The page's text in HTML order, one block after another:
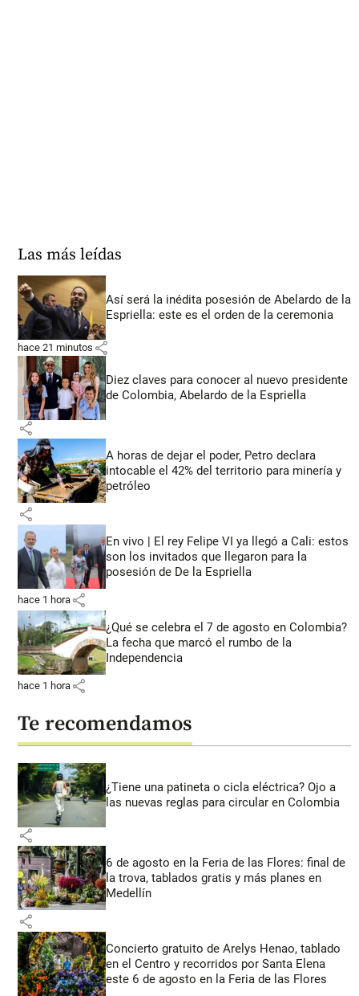
Las más leídas
Así será la inédita posesión de Abelardo de la
Espriella: este es el orden de la ceremonia
hace 21 minutos share
Diez claves para conocer al nuevo presidente
de Colombia, Abelardo de la Espriella
share
A horas de dejar el poder, Petro declara
intocable el 42% del territorio para minería y
petróleo
share
En vivo | El rey Felipe VI ya llegó a Cali: estos
son los invitados que llegaron para la
posesión de De la Espriella
hace 1 hora share
¿Qué se celebra el 7 de agosto en Colombia?
La fecha que marcó el rumbo de la
Independencia
hace 1 hora share
Te recomendamos
¿Tiene una patineta o cicla eléctrica? Ojo a
las nuevas reglas para circular en Colombia
share
6 de agosto en la Feria de las Flores: final de
la trova, tablados gratis y más planes en
Medellín
share
Concierto gratuito de Arelys Henao, tablado
en el Centro y recorridos por Santa Elena
este 6 de agosto en la Feria de las Flores